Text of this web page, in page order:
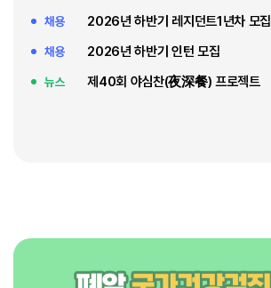
채용 2026년 하반기 레지던트1년차 모집
채용 2026년 하반기 인턴 모집
뉴스 제40회 야심찬(夜深餐) 프로젝트